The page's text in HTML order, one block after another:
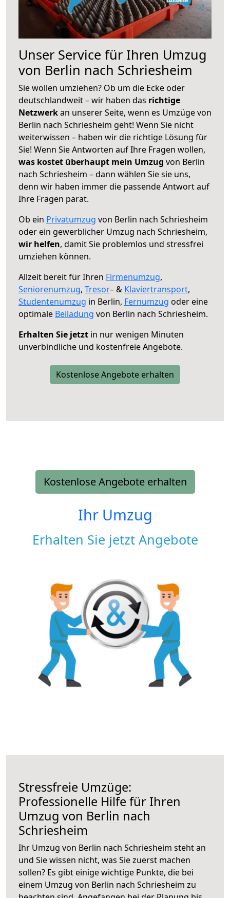
Unser Service für Ihren Umzug
von Berlin nach Schriesheim
Sie wollen umziehen? Ob um die Ecke oder
deutschlandweit – wir haben das richtige
Netzwerkan unserer Seite, wenn es Umzüge von
Berlin nach Schriesheim geht! Wenn Sie nicht
weiterwissen – haben wir die richtige Lösung für
Sie! Wenn Sie Antworten auf Ihre Fragen wollen,
was kostet überhaupt mein Umzug von Berlin
nach Schriesheim – dann wählen Sie sie uns,
denn wir haben immer die passende Antwort auf
Ihre Fragen parat.
Ob ein Privatumzug von Berlin nach Schriesheim
oder ein gewerblicher Umzug nach Schriesheim,
wir helfen, damit Sie problemlos und stressfrei
umziehen können.
Allzeit bereit für Ihren Firmenumzug,
Seniorenumzug, Tresor– & Klaviertransport,
Studentenumzug in Berlin, Fernumzug oder eine
optimale Beiladung von Berlin nach Schriesheim.
Erhalten Sie jetzt in nur wenigen Minuten
unverbindliche und kostenfreie Angebote.
Kostenlose Angebote erhalten
Kostenlose Angebote erhalten
Ihr Umzug
Erhalten Sie jetzt Angebote
Stressfreie Umzüge:
Professionelle Hilfe für Ihren
Umzug von Berlin nach
Schriesheim
Ihr Umzug von Berlin nach Schriesheim steht an
und Sie wissen nicht, was Sie zuerst machen
sollen? Es gibt einige wichtige Punkte, die bei
einem Umzug von Berlin nach Schriesheim zu